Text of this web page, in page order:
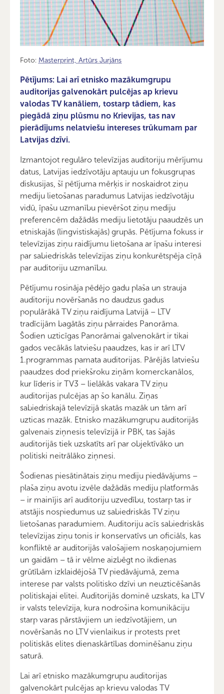
Foto: Masterprint, Artūrs Jurjāns
Pētījums: Lai arī etnisko mazākumgrupu
auditorijas galvenokārt pulcējas ap krievu
valodas TV kanāliem, tostarp tādiem, kas
piegādā ziņu plūsmu no Krievijas, tas nav
pierādījums nelatviešu intereses trūkumam par
Latvijas dzīvi.
Izmantojot regulāro televīzijas auditoriju mērījumu
datus, Latvijas iedzīvotāju aptauju un fokusgrupas
diskusijas, šī pētījuma mērķis ir noskaidrot ziņu
mediju lietošanas paradumus Latvijas iedzīvotāju
vidū, īpašu uzmanību pievēršot ziņu mediju
preferencēm dažādās mediju lietotāju paaudzēs un
etniskajās (lingvistiskajās) grupās. Pētījuma fokuss ir
televīzijas ziņu raidījumu lietošana ar īpašu interesi
par sabiedriskās televīzijas ziņu konkurētspēja cīņā
par auditoriju uzmanību.
Pētījumu rosināja pēdējo gadu plaša un strauja
auditoriju novēršanās no daudzus gadus
populārākā TV ziņu raidījuma Latvijā – LTV
tradīcijām bagātās ziņu pārraides Panorāma.
Šodien uzticīgas Panorāmai galvenokārt ir tikai
gados vecākās latviešu paaudzes, kas ir arī LTV
1.programmas pamata auditorijas. Pārējās latviešu
paaudzes dod priekšroku ziņām komerckanālos,
kur līderis ir TV3 – lielākās vakara TV ziņu
auditorijas pulcējas ap šo kanālu. Ziņas
sabiedriskajā televīzijā skatās mazāk un tām arī
uzticas mazāk. Etnisko mazākumgrupu auditorijās
galvenais ziņnesis televīzijā ir PBK, tas šajās
auditorijās tiek uzskatīts arī par objektīvāko un
politiski neitrālāko ziņnesi.
Šodienas piesātinātais ziņu mediju piedāvājums –
plaša ziņu avotu izvēle dažādās mediju platformās
– ir mainījis arī auditoriju uzvedību, tostarp tas ir
atstājis nospiedumus uz sabiedriskās TV ziņu
lietošanas paradumiem. Auditoriju acīs sabiedriskās
televīzijas ziņu tonis ir konservatīvs un oficiāls, kas
konfliktē ar auditorijās valošajiem noskaņojumiem
un gaidām – tā ir vēlme aizbēgt no ikdienas
grūtībām izklaidējošā TV piedāvājumā, zema
interese par valsts politisko dzīvi un neuzticēšanās
politiskajai elitei. Auditorijās dominē uzskats, ka LTV
ir valsts televīzija, kura nodrošina komunikāciju
starp varas pārstāvjiem un iedzīvotājiem, un
novēršanās no LTV vienlaikus ir protests pret
politiskās elites dienaskārtības dominēšanu ziņu
saturā.
Lai arī etnisko mazākumgrupu auditorijas
galvenokārt pulcējas ap krievu valodas TV